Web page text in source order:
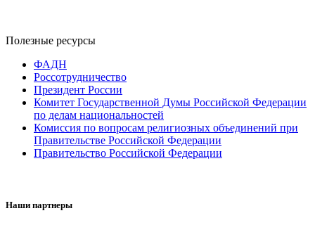
Полезные ресурсы
ФАДН
Россотрудничество
Президент России
Комитет Государственной Думы Российской Федерации
по делам национальностей
Комиссия по вопросам религиозных объединений при
Правительстве Российской Федерации
Правительство Российской Федерации
Наши партнеры